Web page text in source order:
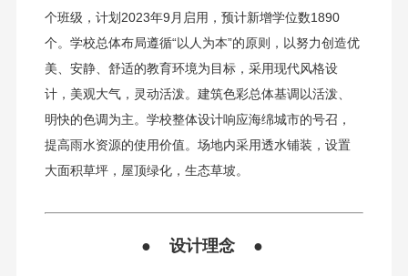
个班级，计划2023年9月启用，预计新增学位数1890
个。学校总体布局遵循“以人为本”的原则，以努力创造优
美、安静、舒适的教育环境为目标，采用现代风格设
计，美观大气，灵动活泼。建筑色彩总体基调以活泼、
明快的色调为主。学校整体设计响应海绵城市的号召，
提高雨水资源的使用价值。场地内采用透水铺装，设置
大面积草坪，屋顶绿化，生态草坡。
● 设计理念●